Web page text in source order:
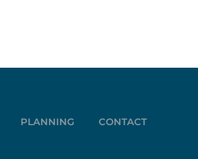
PLANNING CONTACT